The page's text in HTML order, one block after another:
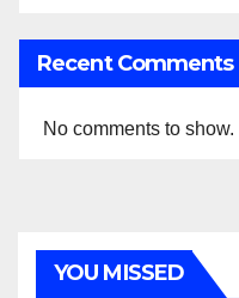
Recent Comments
No comments to show.
YOU MISSED